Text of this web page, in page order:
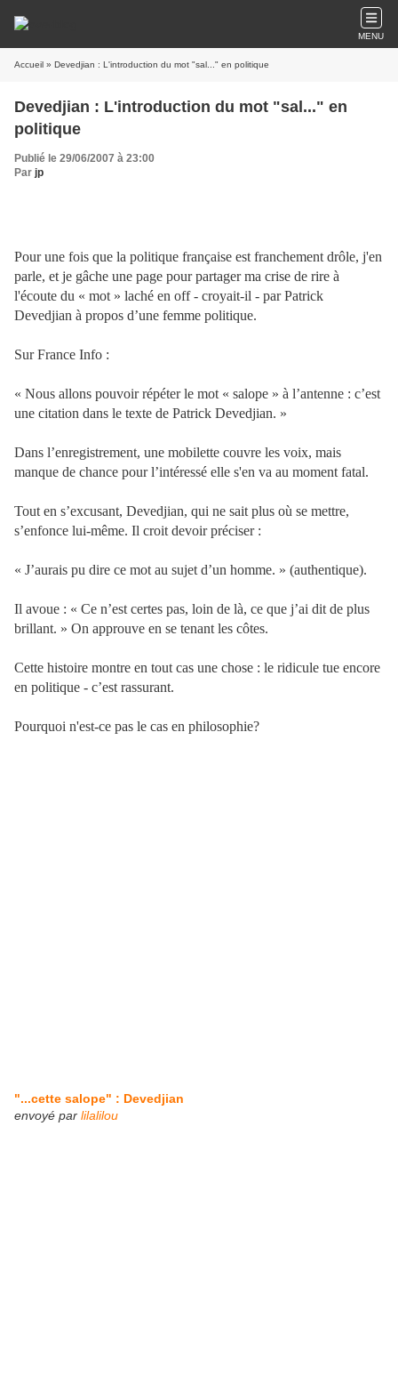
MENU
Accueil » Devedjian : L'introduction du mot "sal..." en politique
Devedjian : L'introduction du mot "sal..." en
politique
Publié le 29/06/2007 à 23:00
Par jp
Pour une fois que la politique française est franchement drôle, j'en
parle, et je gâche une page pour partager ma crise de rire à
l'écoute du « mot » laché en off - croyait-il - par Patrick
Devedjian à propos d’une femme politique.
Sur France Info :
« Nous allons pouvoir répéter le mot « salope » à l’antenne : c’est
une citation dans le texte de Patrick Devedjian. »
Dans l’enregistrement, une mobilette couvre les voix, mais
manque de chance pour l’intéressé elle s'en va au moment fatal.
Tout en s’excusant, Devedjian, qui ne sait plus où se mettre,
s’enfonce lui-même. Il croit devoir préciser :
« J’aurais pu dire ce mot au sujet d’un homme. » (authentique).
Il avoue : « Ce n’est certes pas, loin de là, ce que j’ai dit de plus
brillant. » On approuve en se tenant les côtes.
Cette histoire montre en tout cas une chose : le ridicule tue encore
en politique - c’est rassurant.
Pourquoi n'est-ce pas le cas en philosophie?
"...cette salope" : Devedjian
envoyé par lilalilou